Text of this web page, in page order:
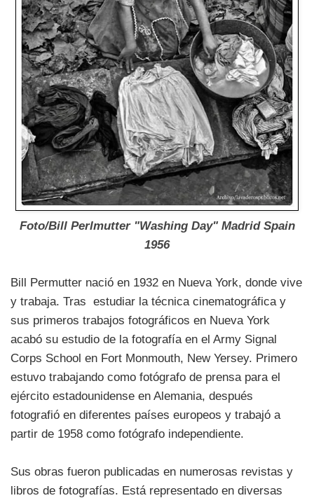
Foto/Bill Perlmutter "Washing Day" Madrid Spain
1956
Bill Permutter nació en 1932 en Nueva York, donde vive
y trabaja. Tras estudiar la técnica cinematográfica y
sus primeros trabajos fotográficos en Nueva York
acabó su estudio de la fotografía en el Army Signal
Corps School en Fort Monmouth, New Yersey. Primero
estuvo trabajando como fotógrafo de prensa para el
ejército estadounidense en Alemania, después
fotografió en diferentes países europeos y trabajó a
partir de 1958 como fotógrafo independiente.
Sus obras fueron publicadas en numerosas revistas y
libros de fotografías. Está representado en diversas